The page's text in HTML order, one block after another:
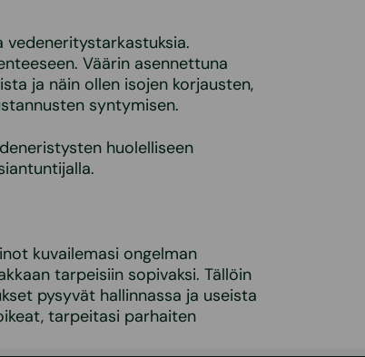
Väärin asennettuna
ja näin ollen isojen korjausten,
syntymisen.
huolelliseen
kuvailemasi ongelman
tarpeisiin sopivaksi. Tällöin
pysyvät hallinnassa ja useista
tarpeitasi parhaiten